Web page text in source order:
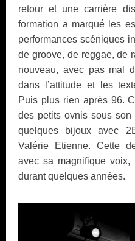
retour et une carrière
formation a marqué les
performances scéniques
de groove, de reggae, de
nouveau, avec pas mal
dans l’attitude et les
Puis plus rien après 96.
des petits ovnis sous
quelques bijoux avec
Valérie Etienne. Cette
avec sa magnifique
durant quelques années.